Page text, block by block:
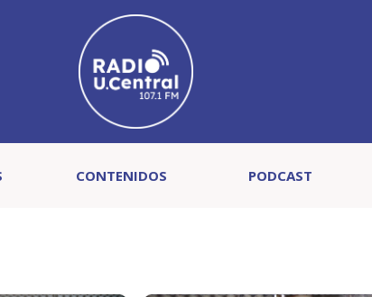
CONTENIDOS PODCAST